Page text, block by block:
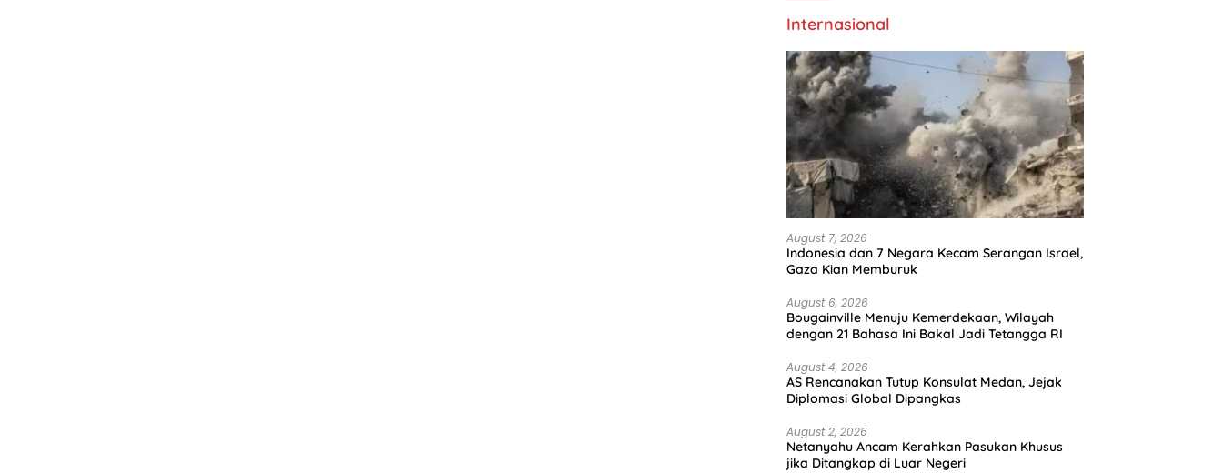
Internasional
August 7, 2026
Indonesia dan 7 Negara Kecam Serangan Israel,
Gaza Kian Memburuk
August 6, 2026
Bougainville Menuju Kemerdekaan, Wilayah
dengan 21 Bahasa Ini Bakal Jadi Tetangga RI
August 4, 2026
AS Rencanakan Tutup Konsulat Medan, Jejak
Diplomasi Global Dipangkas
August 2, 2026
Netanyahu Ancam Kerahkan Pasukan Khusus
jika Ditangkap di Luar Negeri